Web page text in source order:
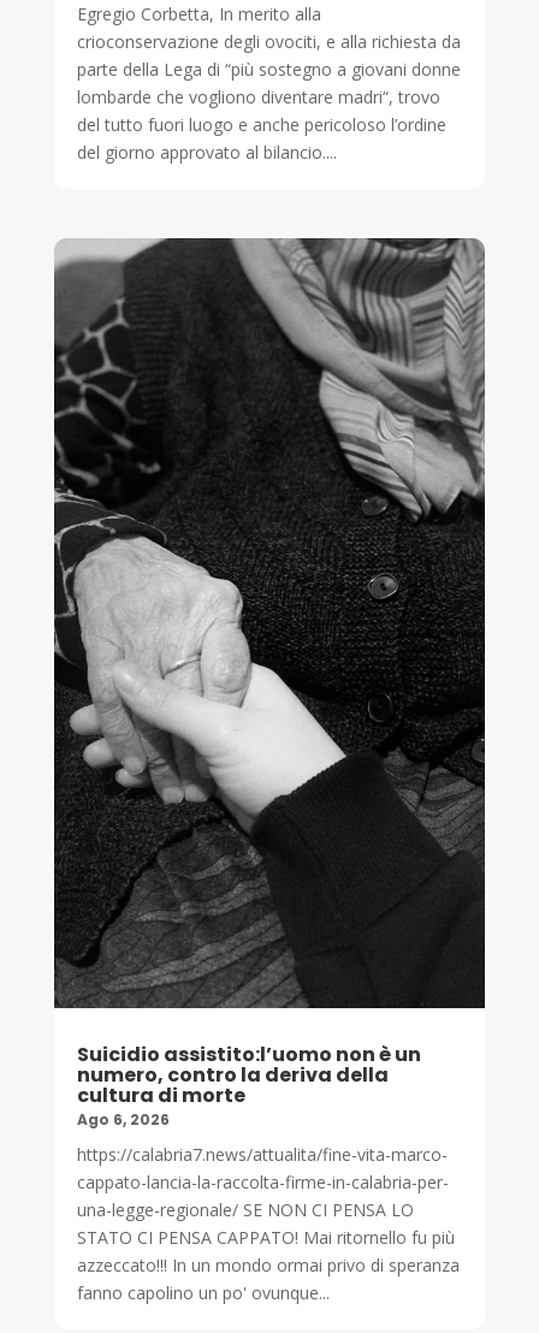
Egregio Corbetta, In merito alla
crioconservazione degli ovociti, e alla richiesta da
parte della Lega di “più sostegno a giovani donne
lombarde che vogliono diventare madri“, trovo
del tutto fuori luogo e anche pericoloso l’ordine
del giorno approvato al bilancio....
Suicidio assistito:l’uomo non è un
numero, contro la deriva della
cultura di morte
Ago 6, 2026
https://calabria7.news/attualita/fine-vita-marco-
cappato-lancia-la-raccolta-firme-in-calabria-per-
una-legge-regionale/ SE NON CI PENSA LO
STATO CI PENSA CAPPATO! Mai ritornello fu più
azzeccato!!! In un mondo ormai privo di speranza
fanno capolino un po' ovunque...